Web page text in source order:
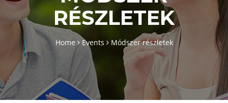
RÉSZLETEK
Home Events Módszer részletek